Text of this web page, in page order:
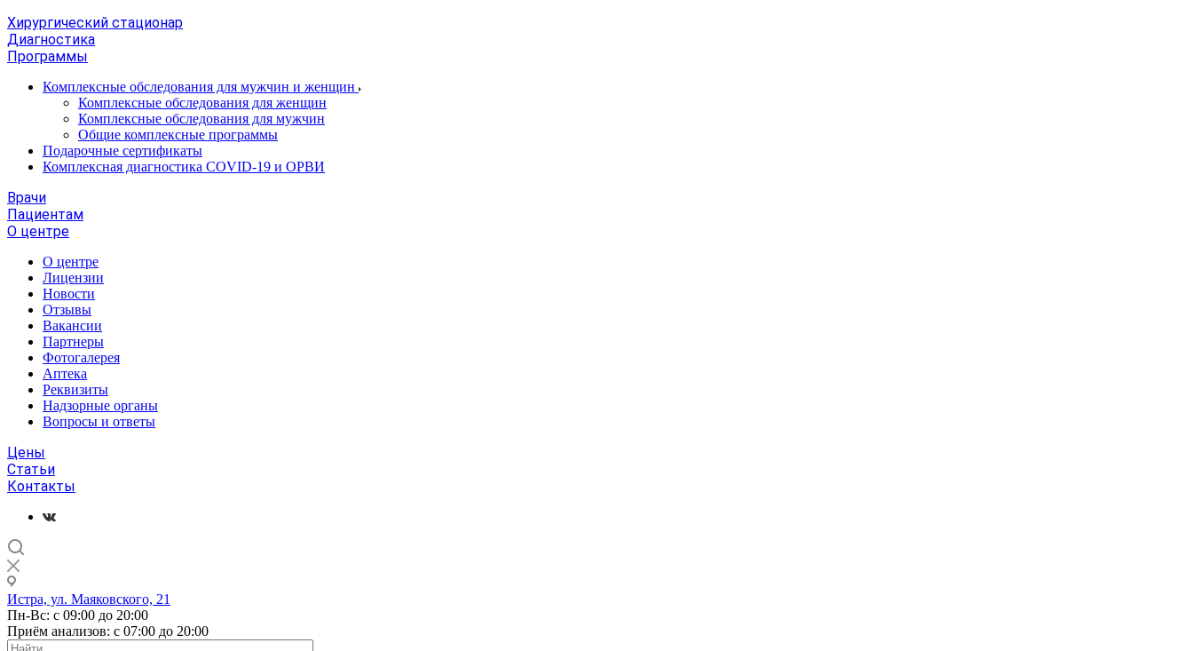
Хирургический стационар
Диагностика
Программы
Комплексные обследования для мужчин и женщин
Комплексные обследования для женщин
Комплексные обследования для мужчин
Общие комплексные программы
Подарочные сертификаты
Комплексная диагностика COVID-19 и ОРВИ
Врачи
Пациентам
О центре
О центре
Лицензии
Новости
Отзывы
Вакансии
Партнеры
Фотогалерея
Аптека
Реквизиты
Надзорные органы
Вопросы и ответы
Цены
Статьи
Контакты
Истра, ул. Маяковского, 21
Пн-Вс: с 09:00 до 20:00
Приём анализов: с 07:00 до 20:00